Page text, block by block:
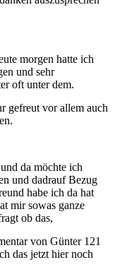
morgen hatte ich
und sehr
oft unter dem.
gefreut vor allem auch
da möchte ich
und dadrauf Bezug
habe ich da hat
mir sowas ganze
ob das,
von Günter 121
das jetzt hier noch